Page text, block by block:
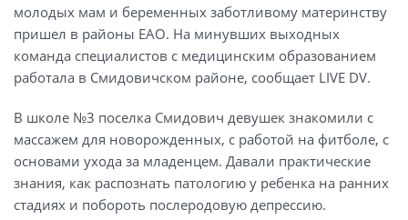
молодых мам и беременных заботливому материнству
пришел в районы ЕАО. На минувших выходных
команда специалистов с медицинским образованием
работала в Смидовичском районе, сообщает LIVE DV.
В школе №3 поселка Смидович девушек знакомили с
массажем для новорожденных, с работой на фитболе, с
основами ухода за младенцем. Давали практические
знания, как распознать патологию у ребенка на ранних
стадиях и побороть послеродовую депрессию.